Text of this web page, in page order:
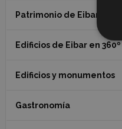
Patrimonio de Eibar
Edificios de Eibar en 360º
Edificios y monumentos
Gastronomía